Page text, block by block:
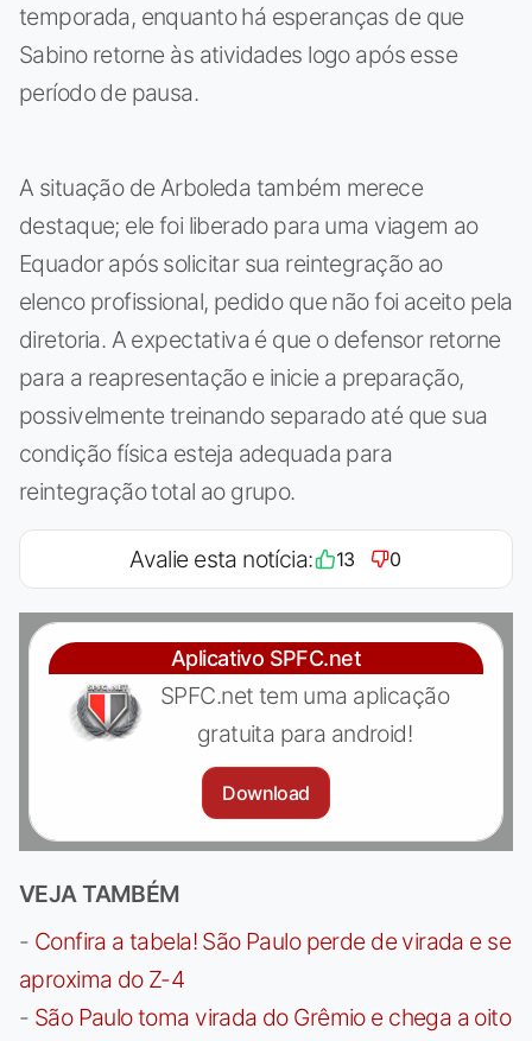
temporada, enquanto há esperanças de que
Sabino retorne às atividades logo após esse
período de pausa.
A situação de Arboleda também merece
destaque; ele foi liberado para uma viagem ao
Equador após solicitar sua reintegração ao
elenco profissional, pedido que não foi aceito pela
diretoria. A expectativa é que o defensor retorne
para a reapresentação e inicie a preparação,
possivelmente treinando separado até que sua
condição física esteja adequada para
reintegração total ao grupo.
Avalie esta notícia: 13 0
Aplicativo SPFC.net
SPFC.net tem uma aplicação
gratuita para android!
Download
VEJA TAMBÉM
- Confira a tabela! São Paulo perde de virada e se
aproxima do Z-4
- São Paulo toma virada do Grêmio e chega a oito